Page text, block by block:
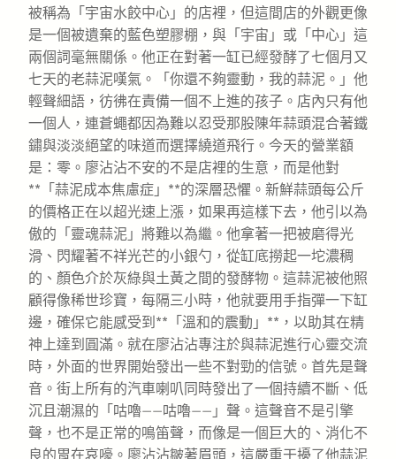
被稱為「宇宙水餃中心」的店裡，但這間店的外觀更像
是一個被遺棄的藍色塑膠棚，與「宇宙」或「中心」這
兩個詞毫無關係。他正在對著一缸已經發酵了七個月又
七天的老蒜泥嘆氣。「你還不夠靈動，我的蒜泥。」他
輕聲細語，彷彿在責備一個不上進的孩子。店內只有他
一個人，連蒼蠅都因為難以忍受那股陳年蒜頭混合著鐵
鏽與淡淡絕望的味道而選擇繞道飛行。今天的營業額
是：零。廖沾沾不安的不是店裡的生意，而是他對
**「蒜泥成本焦慮症」**的深層恐懼。新鮮蒜頭每公斤
的價格正在以超光速上漲，如果再這樣下去，他引以為
傲的「靈魂蒜泥」將難以為繼。他拿著一把被磨得光
滑、閃耀著不祥光芒的小銀勺，從缸底撈起一坨濃稠
的、顏色介於灰綠與土黃之間的發酵物。這蒜泥被他照
顧得像稀世珍寶，每隔三小時，他就要用手指彈一下缸
邊，確保它能感受到**「溫和的震動」**，以助其在精
神上達到圓滿。就在廖沾沾專注於與蒜泥進行心靈交流
時，外面的世界開始發出一些不對勁的信號。首先是聲
音。街上所有的汽車喇叭同時發出了一個持續不斷、低
沉且潮濕的「咕嚕——咕嚕——」聲。這聲音不是引擎
聲，也不是正常的鳴笛聲，而像是一個巨大的、消化不
良的胃在哀嚎。廖沾沾皺著眉頭，這嚴重干擾了他蒜泥